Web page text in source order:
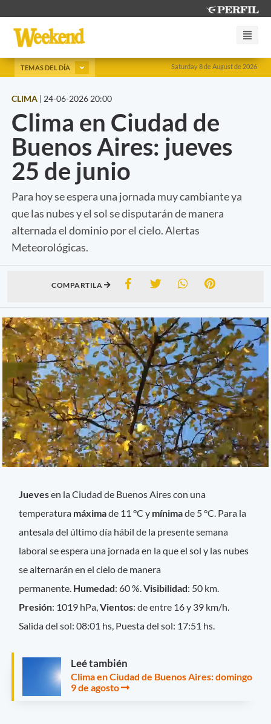
Saturday 8 de August de 2026
TEMAS DEL DÍA
CLIMA | 24-06-2026 20:00
Clima en Ciudad de
Buenos Aires: jueves
25 de junio
Para hoy se espera una jornada muy cambiante ya
que las nubes y el sol se disputarán de manera
alternada el dominio por el cielo. Alertas
Meteorológicas.
COMPARTILA
Juevesen la Ciudad de Buenos Aires con una
temperatura máximade 11 °C y mínimade 5 °C. Para la
antesala del último día hábil de la presente semana
laboral se espera una jornada en la que el sol y las nubes
se alternarán en el cielo de manera
permanente. Humedad: 60 %.Visibilidad: 50 km.
Presión: 1019 hPa,Vientos: de entre 16 y 39 km/h.
Salida del sol: 08:01 hs, Puesta del sol: 17:51 hs.
Leé también
Clima en Ciudad de Buenos Aires: domingo
9 de agosto